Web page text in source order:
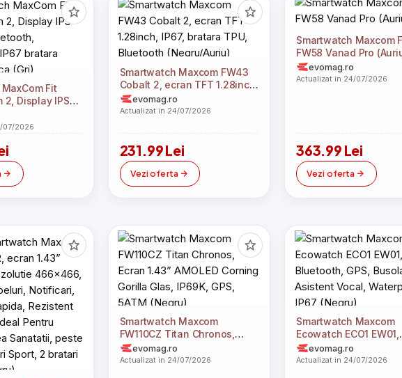
Fit
2, Display IPS
bratara
07/2026
Smartwatch Maxcom FW43
Cobalt 2, ecran TFT 1.28inch,
IP67, bratara TPU, Bluetooth
(Negru/Auriu)
evomag.ro
Actualizat in 24/07/2026
231.99 Lei
Vezi oferta
Smartwatch Maxcom
FW58 Vanad Pro
evomag.ro
Actualizat in 24/07/2026
363.99 Lei
Vezi oferta
Smartwatch Maxcom
FW110CZ Titan Chronos,
Ecran 1.43” AMOLED Corning
Gorilla Glas, IP69K, GPS,
evomag.ro
Actualizat in 24/07/2026
Smartwatch Maxcom
Ecowatch ECO1 EW01,
Bluetooth, GPS, Busola,
Asistent Vocal,
evomag.ro
Actualizat in 24/07/2026